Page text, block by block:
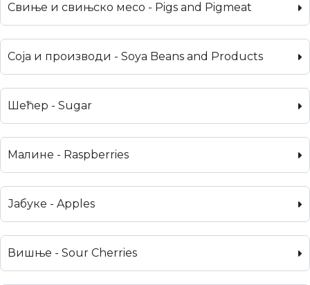
Свиње и свињско месо - Pigs and Pigmeat
Соја и производи - Soya Beans and Products
Шећер - Sugar
Малине - Raspberries
Јабуке - Apples
Вишње - Sour Cherries